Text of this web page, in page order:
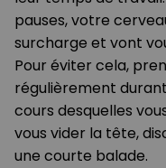
pauses, votre
surcharge et vont
Pour éviter cela,
régulièrement
cours desquelles
vous vider la tête,
une courte balade.